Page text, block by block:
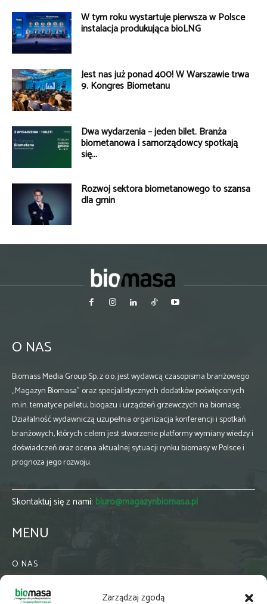
Zarządzaj zgodą
W tym roku wystartuje pierwsza w Polsce
instalacja produkująca bioLNG
Jest nas już ponad 400! W Warszawie trwa
9. Kongres Biometanu
Dwa wydarzenia – jeden bilet. Branża
biometanowa i samorządowcy spotkają
się...
Rozwój sektora biometanowego to szansa
dla gmin
O NAS
Biomass Media Group Sp. z o.o. jest wydawcą czasopisma branżowego
„Magazyn Biomasa” oraz specjalistycznych dodatków poświęconych
m.in. tematyce pelletu, biogazu i urządzeń grzewczych na biomasę.
Działalność wydawniczą uzupełnia organizacja konferencji i spotkań
branżowych, których celem jest stworzenie platformy wymiany wiedzy i
doświadczeń oraz ocena aktualnej sytuacji rynku biomasy w Polsce i
prognoza jego rozwoju.
Skontaktuj się z nami: biuro@magazynbiomasa.pl
MENU
O NAS
WSPÓŁPRACA